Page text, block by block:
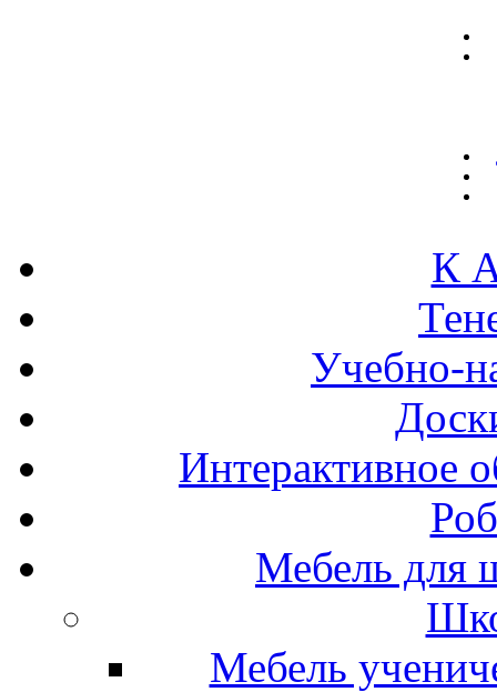
К
Учебно-
Интерактивное
Мебель для
Мебель